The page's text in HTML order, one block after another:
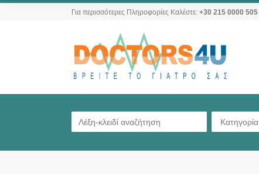
Για περισσότερες Πληροφορίες Καλέστε: +30 215 0000 505
Κατηγορία